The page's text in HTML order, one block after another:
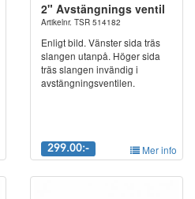
2" Avstängnings ventil
Artikelnr. TSR 514182
Enligt bild. Vänster sida träs
slangen utanpå. Höger sida
träs slangen invändig i
avstängningsventilen.
299.00:- Mer info